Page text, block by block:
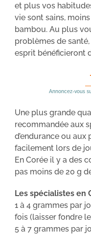
et plus vos
vie sont sains,
bambou. Au plus
problèmes de
esprit bénéficieront
Annoncez-vous
Une plus grande
recommandée aux
d’endurance ou
facilement lors de
En Corée il y a des
pas moins de 20 g
Les spécialistes en
1 à 4 grammes par
fois (laisser fondre
5 à 7 grammes par